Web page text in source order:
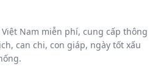
Nam miễn phí, cung cấp thông
can chi, con giáp, ngày tốt xấu